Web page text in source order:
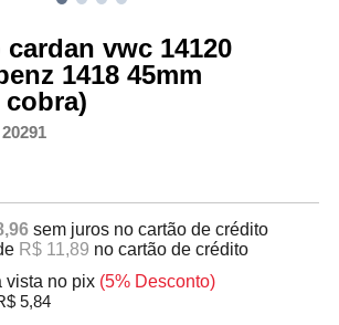
vwc 14120
1418 45mm
cobra)
sem juros no cartão de crédito
R$ 11,89 no cartão de crédito
vista no pix (5% Desconto)
5,84